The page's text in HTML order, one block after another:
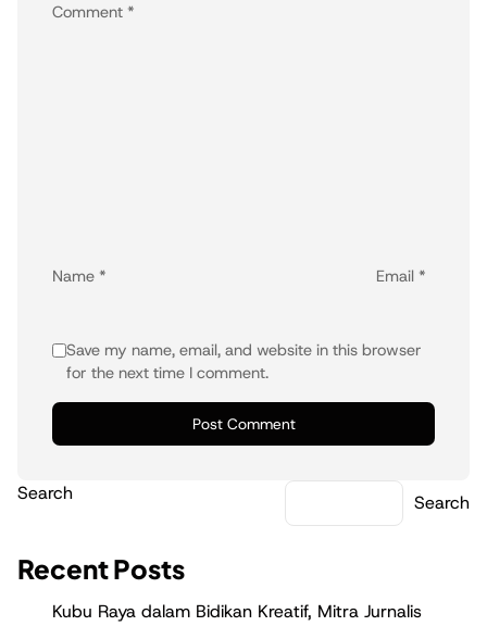
Comment *
Name * Email *
Save my name, email, and website in this browser
for the next time I comment.
Search Search
Recent Posts
Kubu Raya dalam Bidikan Kreatif, Mitra Jurnalis